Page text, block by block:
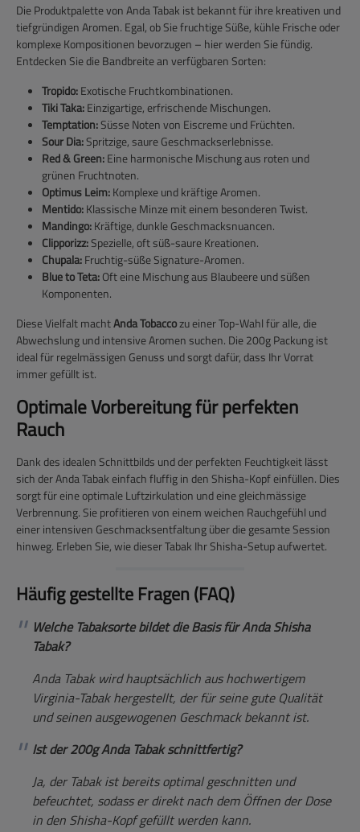
Die Produktpalette von Anda Tabak ist bekannt für ihre kreativen und
tiefgründigen Aromen. Egal, ob Sie fruchtige Süße, kühle Frische oder
komplexe Kompositionen bevorzugen – hier werden Sie fündig.
Entdecken Sie die Bandbreite an verfügbaren Sorten:
Tropido:Exotische Fruchtkombinationen.
Tiki Taka:Einzigartige, erfrischende Mischungen.
Temptation:Süsse Noten von Eiscreme und Früchten.
Sour Dia:Spritzige, saure Geschmackserlebnisse.
Red & Green:Eine harmonische Mischung aus roten und
grünen Fruchtnoten.
Optimus Leim:Komplexe und kräftige Aromen.
Mentido:Klassische Minze mit einem besonderen Twist.
Mandingo:Kräftige, dunkle Geschmacksnuancen.
Clipporizz:Spezielle, oft süß-saure Kreationen.
Chupala:Fruchtig-süße Signature-Aromen.
Blue to Teta:Oft eine Mischung aus Blaubeere und süßen
Komponenten.
Diese Vielfalt machtAnda Tobaccozu einer Top-Wahl für alle, die
Abwechslung und intensive Aromen suchen. Die 200g Packung ist
ideal für regelmässigen Genuss und sorgt dafür, dass Ihr Vorrat
immer gefüllt ist.
Optimale Vorbereitung für perfekten
Rauch
Dank des idealen Schnittbilds und der perfekten Feuchtigkeit lässt
sich der Anda Tabak einfach fluffig in den Shisha-Kopf einfüllen. Dies
sorgt für eine optimale Luftzirkulation und eine gleichmässige
Verbrennung. Sie profitieren von einem weichen Rauchgefühl und
einer intensiven Geschmacksentfaltung über die gesamte Session
hinweg. Erleben Sie, wie dieser Tabak Ihr Shisha-Setup aufwertet.
Häufig gestellte Fragen (FAQ)
Welche Tabaksorte bildet die Basis für Anda Shisha
Tabak?
Anda Tabak wird hauptsächlich aus hochwertigem
Virginia-Tabak hergestellt, der für seine gute Qualität
und seinen ausgewogenen Geschmack bekannt ist.
Ist der 200g Anda Tabak schnittfertig?
Ja, der Tabak ist bereits optimal geschnitten und
befeuchtet, sodass er direkt nach dem Öffnen der Dose
in den Shisha-Kopf gefüllt werden kann.